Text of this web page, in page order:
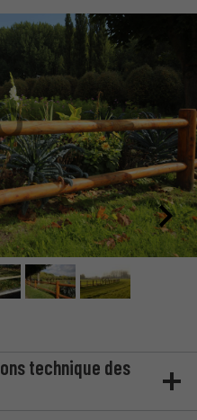
technique des